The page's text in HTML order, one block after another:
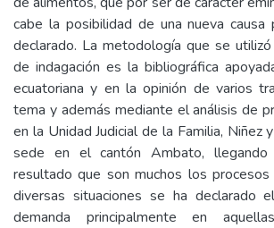
cabe la posibilidad de una nueva causa
declarado. La metodología que se
de indagación es la bibliográfica
ecuatoriana y en la opinión de varios
tema y además mediante el análisis de
en la Unidad Judicial de la Familia, Niñez
sede en el cantón Ambato,
resultado que son muchos los
diversas situaciones se ha declarado
demanda principalmente en